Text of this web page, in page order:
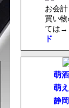
お会計
買い
ては
ド
萌
萌
静